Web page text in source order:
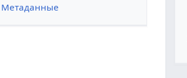
Метаданные